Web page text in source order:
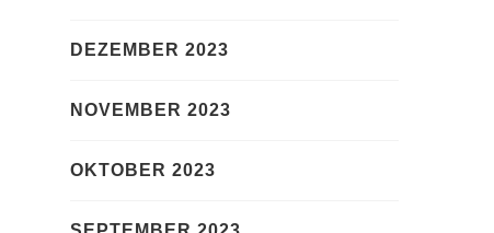
DEZEMBER 2023
NOVEMBER 2023
OKTOBER 2023